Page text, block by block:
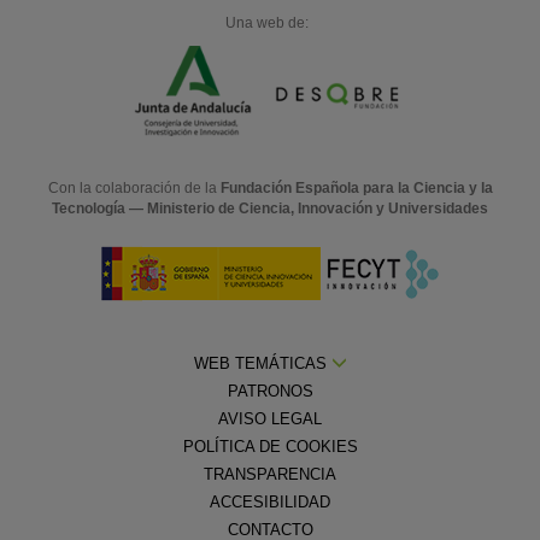
Una web de:
Con la colaboración de la Fundación Española para la Ciencia y la
Tecnología — Ministerio de Ciencia, Innovación y Universidades
WEB TEMÁTICAS
PATRONOS
AVISO LEGAL
POLÍTICA DE COOKIES
TRANSPARENCIA
ACCESIBILIDAD
CONTACTO